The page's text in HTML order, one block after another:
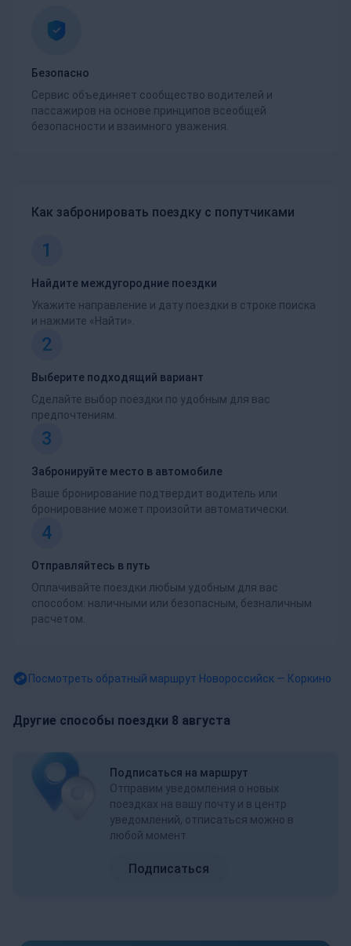
Безопасно
Сервис объединяет сообщество водителей и
пассажиров на основе принципов всеобщей
безопасности и взаимного уважения.
Как забронировать поездку с попутчиками
1
Найдите междугородние поездки
Укажите направление и дату поездки в строке поиска
и нажмите «Найти».
2
Выберите подходящий вариант
Сделайте выбор поездки по удобным для вас
предпочтениям.
3
Забронируйте место в автомобиле
Ваше бронирование подтвердит водитель или
бронирование может произойти автоматически.
4
Отправляйтесь в путь
Оплачивайте поездки любым удобным для вас
способом: наличными или безопасным, безналичным
расчетом.
Посмотреть обратный маршрут Новороссийск — Коркино
Другие способы поездки 8 августа
Подписаться на маршрут
Отправим уведомления о новых
поездках на вашу почту и в центр
уведомлений, отписаться можно в
любой момент
Подписаться